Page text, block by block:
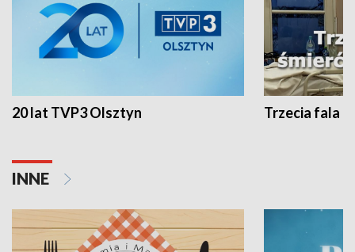
20 lat TVP3 Olsztyn Trzecia fala -
INNE